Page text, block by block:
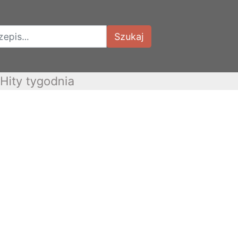
Szukaj
Hity tygodnia